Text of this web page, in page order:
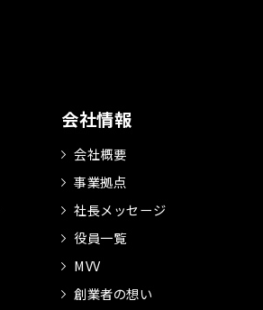
会社情報
会社概要
事業拠点
社長メッセージ
役員一覧
MVV
創業者の想い